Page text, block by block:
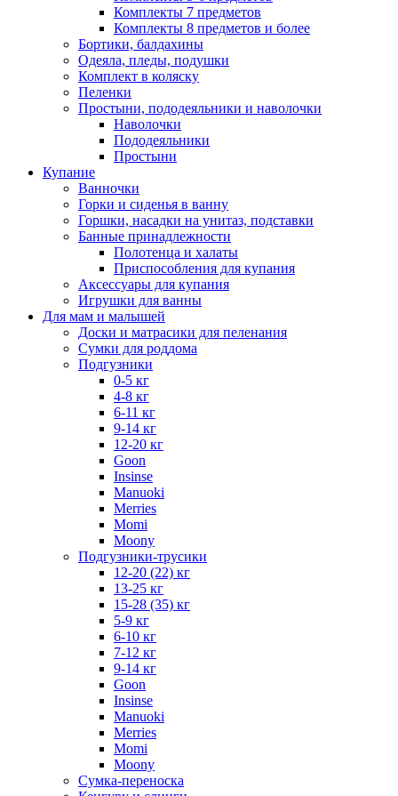
Комплекты 7 предметов
Комплекты 8 предметов и более
Бортики, балдахины
Одеяла, пледы, подушки
Комплект в коляску
Пеленки
Простыни, пододеяльники и наволочки
Наволочки
Пододеяльники
Простыни
Купание
Ванночки
Горки и сиденья в ванну
Горшки, насадки на унитаз, подставки
Банные принадлежности
Полотенца и халаты
Приспособления для купания
Аксессуары для купания
Игрушки для ванны
Для мам и малышей
Доски и матрасики для пеленания
Сумки для роддома
Подгузники
0-5 кг
4-8 кг
6-11 кг
9-14 кг
12-20 кг
Goon
Insinse
Manuoki
Merries
Momi
Moony
Подгузники-трусики
12-20 (22) кг
13-25 кг
15-28 (35) кг
5-9 кг
6-10 кг
7-12 кг
9-14 кг
Goon
Insinse
Manuoki
Merries
Momi
Moony
Сумка-переноска